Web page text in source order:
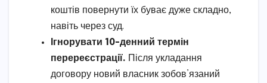
коштів повернути їх буває дуже складно,
навіть через суд.
Ігнорувати 10-денний термін
перереєстрації. Після укладання
договору новий власник зобов’язаний